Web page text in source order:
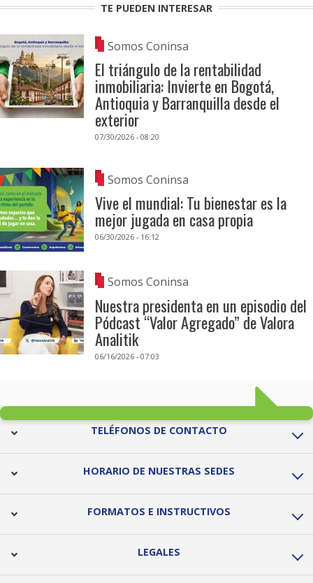
TE PUEDEN INTERESAR
Somos Coninsa
El triángulo de la rentabilidad
inmobiliaria: Invierte en Bogotá,
Antioquia y Barranquilla desde el
exterior
07/30/2026 - 08:20
Somos Coninsa
Vive el mundial: Tu bienestar es la
mejor jugada en casa propia
06/30/2026 - 16:12
Somos Coninsa
Nuestra presidenta en un episodio del
Pódcast “Valor Agregado” de Valora
Analitik
06/16/2026 - 07:03
TELÉFONOS DE CONTACTO
HORARIO DE NUESTRAS SEDES
FORMATOS E INSTRUCTIVOS
LEGALES